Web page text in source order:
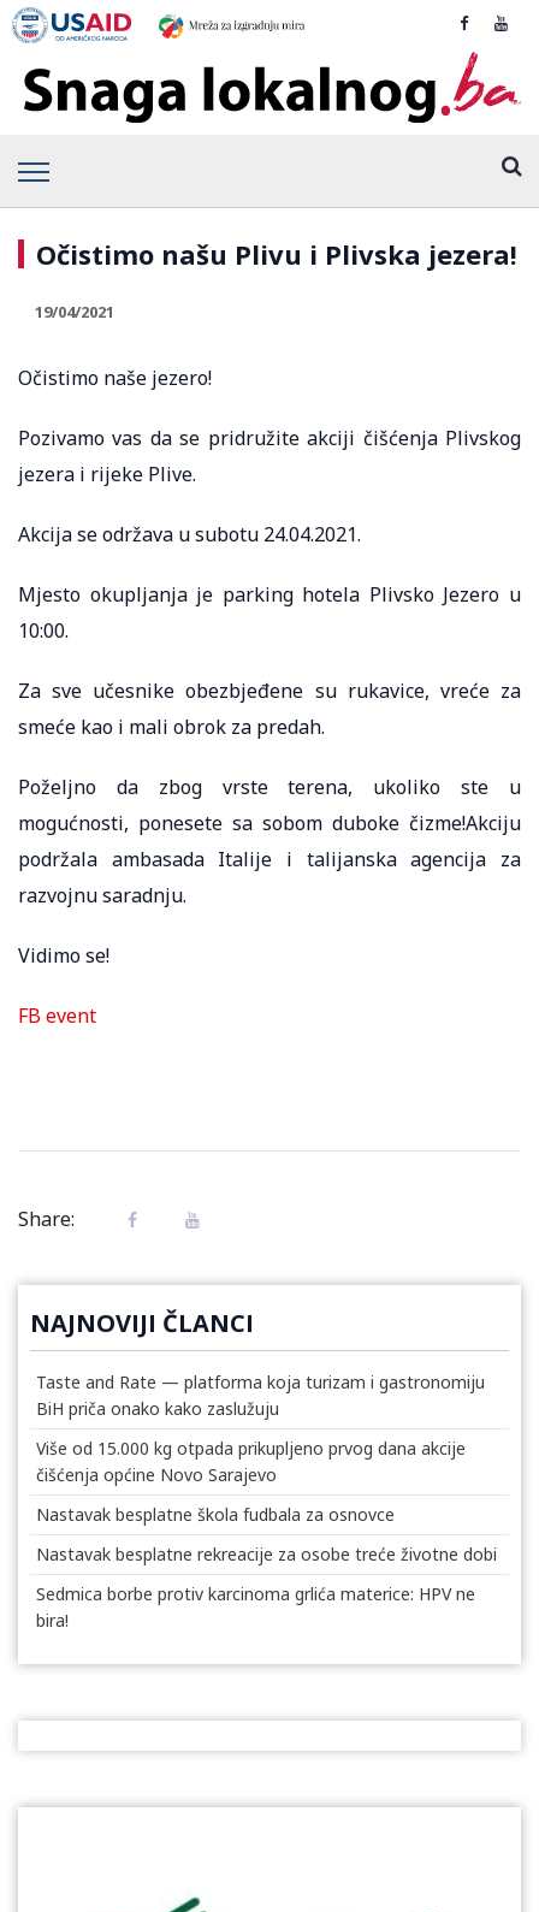
Očistimo našu Plivu i Plivska jezera!
19/04/2021
Očistimo naše jezero!
Pozivamo vas da se pridružite akciji čišćenja Plivskog
jezera i rijeke Plive.
Akcija se održava u subotu 24.04.2021.
Mjesto okupljanja je parking hotela Plivsko Jezero u
10:00.
Za sve učesnike obezbjeđene su rukavice, vreće za
smeće kao i mali obrok za predah.
Poželjno da zbog vrste terena, ukoliko ste u
mogućnosti, ponesete sa sobom duboke čizme!Akciju
podržala ambasada Italije i talijanska agencija za
razvojnu saradnju.
Vidimo se!
FB event
Share:
NAJNOVIJI ČLANCI
Taste and Rate — platforma koja turizam i gastronomiju
BiH priča onako kako zaslužuju
Više od 15.000 kg otpada prikupljeno prvog dana akcije
čišćenja općine Novo Sarajevo
Nastavak besplatne škola fudbala za osnovce
Nastavak besplatne rekreacije za osobe treće životne dobi
Sedmica borbe protiv karcinoma grlića materice: HPV ne
bira!